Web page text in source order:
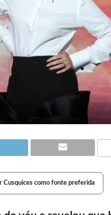
Cusquices como fonte preferida